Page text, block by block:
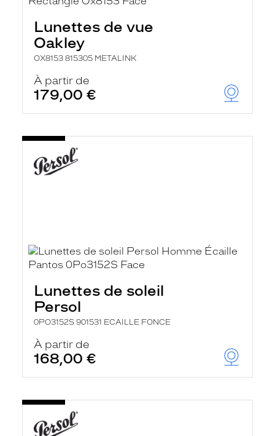
Lunettes de vue
Oakley
OX8153 815305 METALINK
À partir de
179,00 €
Lunettes de soleil
Persol
0PO3152S 901531 ECAILLE FONCE
À partir de
168,00 €